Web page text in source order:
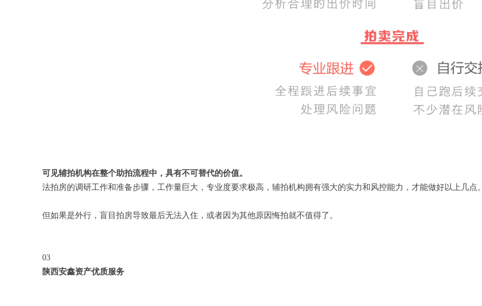
可见辅拍机构在整个助拍流程中，具有不可替代的价值。
法拍房的调研工作和准备步骤，工作量巨大，专业度要求极高，辅拍机构拥有强大的实力和风控能力，才能做好以上几点。
但如果是外行，盲目拍房导致最后无法入住，或者因为其他原因悔拍就不值得了。
03
陕西安鑫资产优质服务